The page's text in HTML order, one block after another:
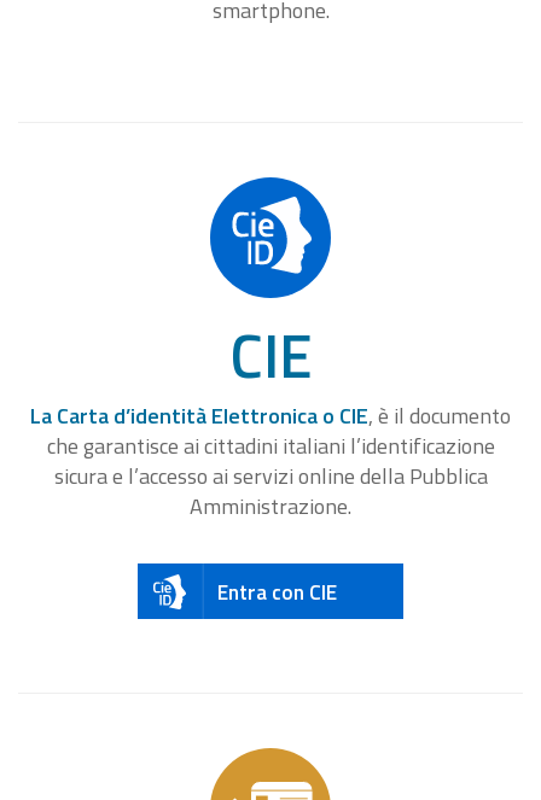
smartphone.
CIE
La Carta d’identità Elettronica o CIE, è il documento
che garantisce ai cittadini italiani l’identificazione
sicura e l’accesso ai servizi online della Pubblica
Amministrazione.
Entra con CIE